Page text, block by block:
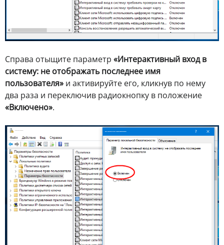
Справа отыщите параметр «Интерактивный вход в
систему: не отображать последнее имя
пользователя» и активируйте его, кликнув по нему
два раза и переключив радиокнопку в положение
«Включено».